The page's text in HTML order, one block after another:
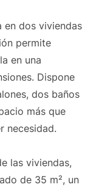
en dos viviendas
permite
en una
Dispone
dos baños
más que
necesidad.
las viviendas,
de 35 m², un